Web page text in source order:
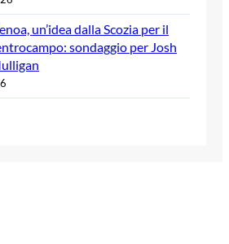
un’idea dalla Scozia per il
sondaggio per Josh